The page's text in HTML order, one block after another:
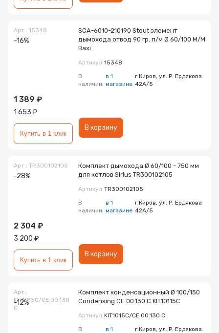
Системы фильтрации
Комплекты оборудования для скважины
Комплект оборудования для отопления
Арт.: 15348
-16%
SCA-6010-210190 Stout элемент
дымохода отвод 90 гр. п/м Ø 60/100 М/М
Baxi
Артикул 15348
В
наличии:
в 1
магазине
г.Киров, ул. Р. Ердякова
42А/5
1 389 ₽
1 653 ₽
В корзину
Купить в 1 клик
Арт.: TR300102105
-28%
Комплект дымохода Ø 60/100 - 750 мм
для котлов Sirius TR300102105
Артикул TR300102105
В
наличии:
в 1
магазине
г.Киров, ул. Р. Ердякова
42А/5
2 304 ₽
3 200 ₽
В корзину
Купить в 1 клик
Арт.:
KIT1015C/CE.00.130
C
-12%
Комплект конденсационный Ø 100/150
Condensing CE.00.130 C KIT10115C
Артикул KIT1015C/CE.00.130 C
В
в 1
г.Киров, ул. Р. Ердякова